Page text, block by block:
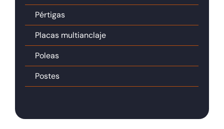
Pértigas
Placas multianclaje
Poleas
Postes